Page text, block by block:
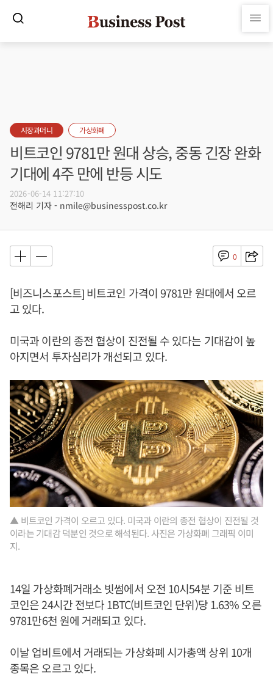
시장과머니 가상화폐
비트코인 9781만 원대 상승, 중동 긴장 완화
기대에 4주 만에 반등 시도
2026-06-14 11:27:10
전해리 기자 - nmile@businesspost.co.kr
0
[비즈니스포스트] 비트코인 가격이 9781만 원대에서 오르
고 있다.
미국과 이란의 종전 협상이 진전될 수 있다는 기대감이 높
아지면서 투자심리가 개선되고 있다.
▲ 비트코인 가격이 오르고 있다. 미국과 이란의 종전 협상이 진전될 것
이라는 기대감 덕분인 것으로 해석된다. 사진은 가상화폐 그래픽 이미
지.
14일 가상화폐거래소 빗썸에서 오전 10시54분 기준 비트
코인은 24시간 전보다 1BTC(비트코인 단위)당 1.63% 오른
9781만6천 원에 거래되고 있다.
이날 업비트에서 거래되는 가상화폐 시가총액 상위 10개
종목은 오르고 있다.